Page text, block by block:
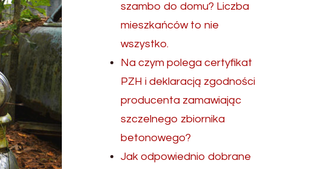
szambo do domu? Liczba
mieszkańców to nie
wszystko.
Na czym polega certyfikat
PZH i deklaracją zgodności
producenta zamawiając
szczelnego zbiornika
betonowego?
Jak odpowiednio dobrane